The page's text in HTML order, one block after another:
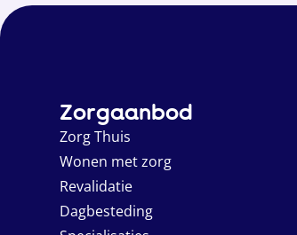
Zorgaanbod
Zorg Thuis
Wonen met zorg
Revalidatie
Dagbesteding